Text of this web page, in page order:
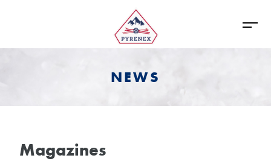
NEWS
Magazines